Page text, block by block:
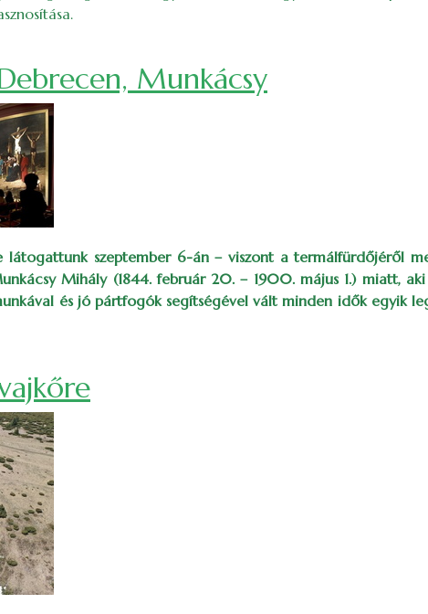
medencébe)
Munkácsy
látogattunk szeptember 6-án – viszont a termálfürdőjéről
Mihály (1844. február 20. – 1900. május 1.) miatt,
és jó pártfogók segítségével vált minden idők
Munkácsy)